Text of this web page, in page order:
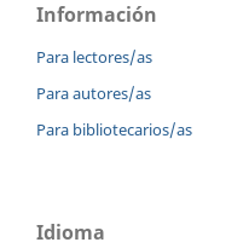
Información
Para lectores/as
Para autores/as
Para bibliotecarios/as
Idioma